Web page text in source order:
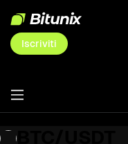
Iscriviti